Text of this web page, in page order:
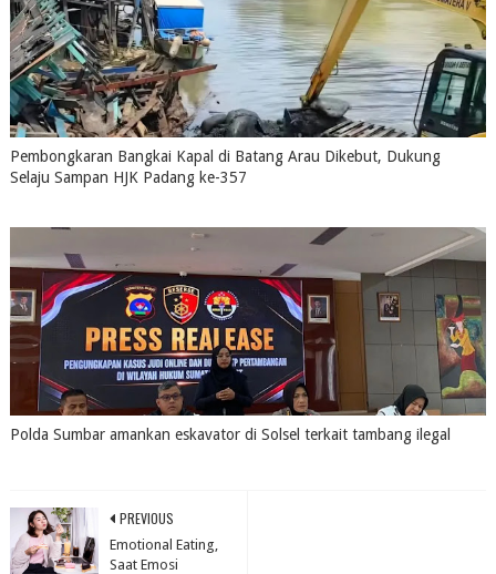
Pembongkaran Bangkai Kapal di Batang Arau Dikebut, Dukung
Selaju Sampan HJK Padang ke-357
Polda Sumbar amankan eskavator di Solsel terkait tambang ilegal
PREVIOUS
Emotional Eating,
Saat Emosi